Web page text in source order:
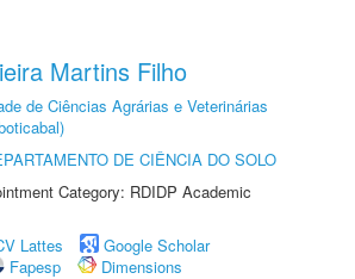
Martins Filho
de Ciências Agrárias e Veterinárias
DE CIÊNCIA DO SOLO
Category: RDIDP Academic
Lattes
Google Scholar
Fapesp
Dimensions